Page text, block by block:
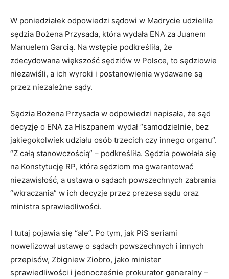
W poniedziałek odpowiedzi sądowi w Madrycie udzieliła
sędzia Bożena Przysada, która wydała ENA za Juanem
Manuelem Garcią. Na wstępie podkreśliła, że
zdecydowana większość sędziów w Polsce, to sędziowie
niezawiśli, a ich wyroki i postanowienia wydawane są
przez niezależne sądy.
Sędzia Bożena Przysada w odpowiedzi napisała, że sąd
decyzję o ENA za Hiszpanem wydał “samodzielnie, bez
jakiegokolwiek udziału osób trzecich czy innego organu”.
“Z całą stanowczością” – podkreśliła. Sędzia powołała się
na Konstytucję RP, która sędziom ma gwarantować
niezawisłość, a ustawa o sądach powszechnych zabrania
“wkraczania” w ich decyzje przez prezesa sądu oraz
ministra sprawiedliwości.
I tutaj pojawia się “ale”. Po tym, jak PiS seriami
nowelizował ustawę o sądach powszechnych i innych
przepisów, Zbigniew Ziobro, jako minister
sprawiedliwości i jednocześnie prokurator generalny –